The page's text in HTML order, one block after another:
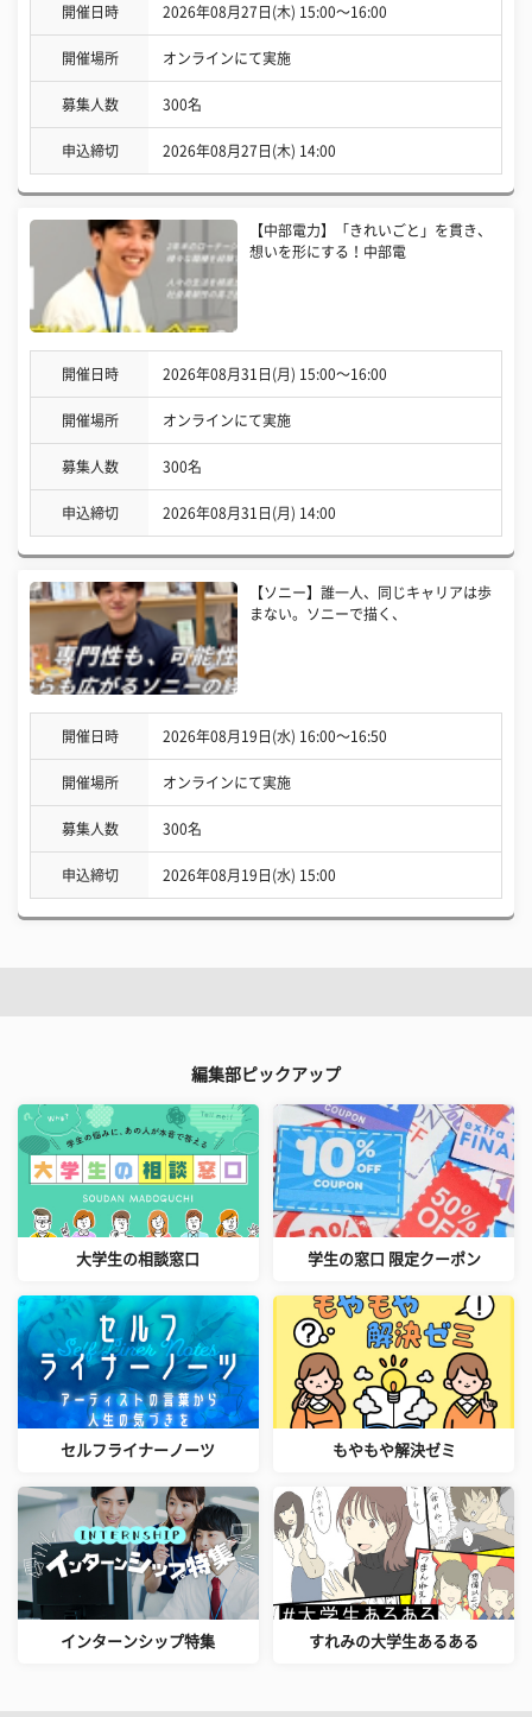
開催日時 2026年08月27日(木) 15:00〜16:00
開催場所 オンラインにて実施
募集人数 300名
申込締切 2026年08月27日(木) 14:00
【中部電力】「きれいごと」を貫き、
想いを形にする！中部電
開催日時 2026年08月31日(月) 15:00〜16:00
開催場所 オンラインにて実施
募集人数 300名
申込締切 2026年08月31日(月) 14:00
【ソニー】誰一人、同じキャリアは歩
まない。ソニーで描く、
開催日時 2026年08月19日(水) 16:00〜16:50
開催場所 オンラインにて実施
募集人数 300名
申込締切 2026年08月19日(水) 15:00
編集部ピックアップ
大学生の相談窓口 学生の窓口 限定クーポン
セルフライナーノーツ もやもや解決ゼミ
インターンシップ特集 すれみの大学生あるある